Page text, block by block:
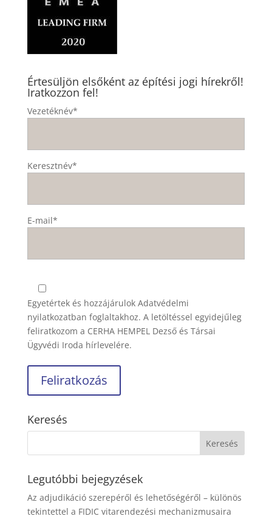
Értesüljön elsőként az építési jogi hírekről!
Iratkozzon fel!
Vezetéknév*
Keresztnév*
E-mail*
Egyetértek és hozzájárulok Adatvédelmi
nyilatkozatban foglaltakhoz. A letöltéssel egyidejűleg
feliratkozom a CERHA HEMPEL Dezső és Társai
Ügyvédi Iroda hírlevelére.
Keresés
Legutóbbi bejegyzések
Az adjudikáció szerepéről és lehetőségéről – különös
tekintettel a FIDIC vitarendezési mechanizmusaira